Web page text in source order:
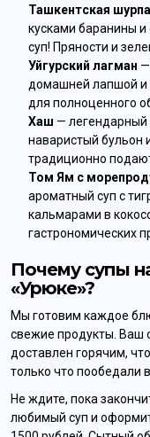
Ташкентская шурпа
кусками баранины и
суп! Пряности и
Уйгурский лагман
домашней лапшой
для полноценного
Хаш — легендарный
наваристый бульон
традиционно
Том Ям с
ароматный суп с
кальмарами в
гастрономических
Почему супы
«Урюке»?
Мы готовим каждое
свежие продукты. Ваш
доставлен горячим,
только что пообедали
Не ждите, пока
любимый суп и